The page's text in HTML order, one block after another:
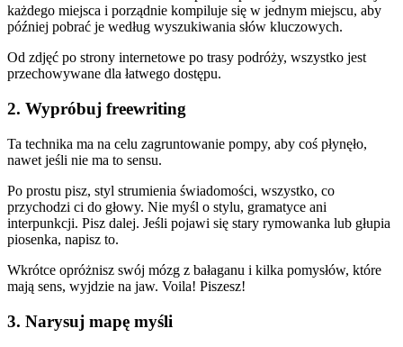
każdego miejsca i porządnie kompiluje się w jednym miejscu, aby
później pobrać je według wyszukiwania słów kluczowych.
Od zdjęć po strony internetowe po trasy podróży, wszystko jest
przechowywane dla łatwego dostępu.
2. Wypróbuj freewriting
Ta technika ma na celu zagruntowanie pompy, aby coś płynęło,
nawet jeśli nie ma to sensu.
Po prostu pisz, styl strumienia świadomości, wszystko, co
przychodzi ci do głowy. Nie myśl o stylu, gramatyce ani
interpunkcji. Pisz dalej. Jeśli pojawi się stary rymowanka lub głupia
piosenka, napisz to.
Wkrótce opróżnisz swój mózg z bałaganu i kilka pomysłów, które
mają sens, wyjdzie na jaw. Voila! Piszesz!
3. Narysuj mapę myśli